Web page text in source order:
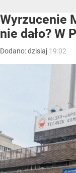
Wyrzucenie
nie dało? W
Dodano:dzisiaj 19:02